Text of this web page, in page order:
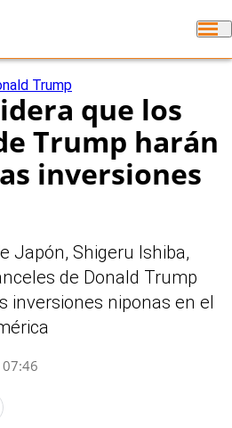
Trump
que los
Trump harán
inversiones
Japón, Shigeru Ishiba,
de Donald Trump
inversiones niponas en el
07:46